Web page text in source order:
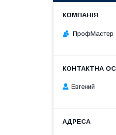
ПрофМастер
Евгений